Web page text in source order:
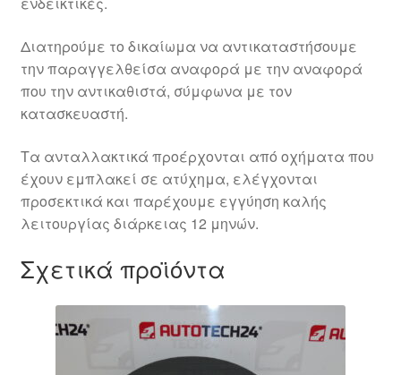
Διατηρούμε το δικαίωμα να αντικαταστήσουμε
την παραγγελθείσα αναφορά με την αναφορά
που την αντικαθιστά, σύμφωνα με τον
κατασκευαστή.
Τα ανταλλακτικά προέρχονται από οχήματα που
έχουν εμπλακεί σε ατύχημα, ελέγχονται
προσεκτικά και παρέχουμε εγγύηση καλής
λειτουργίας διάρκειας 12 μηνών.
Σχετικά προϊόντα